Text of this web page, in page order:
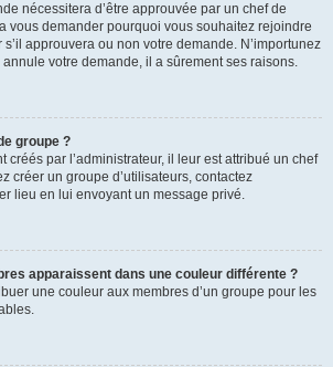
nécessitera d’être approuvée par un chef de
vous demander pourquoi vous souhaitez rejoindre
approuvera ou non votre demande. N’importunez
annule votre demande, il a sûrement ses raisons.
groupe ?
créés par l’administrateur, il leur est attribué un chef
créer un groupe d’utilisateurs, contactez
lieu en lui envoyant un message privé.
apparaissent dans une couleur différente ?
une couleur aux membres d’un groupe pour les